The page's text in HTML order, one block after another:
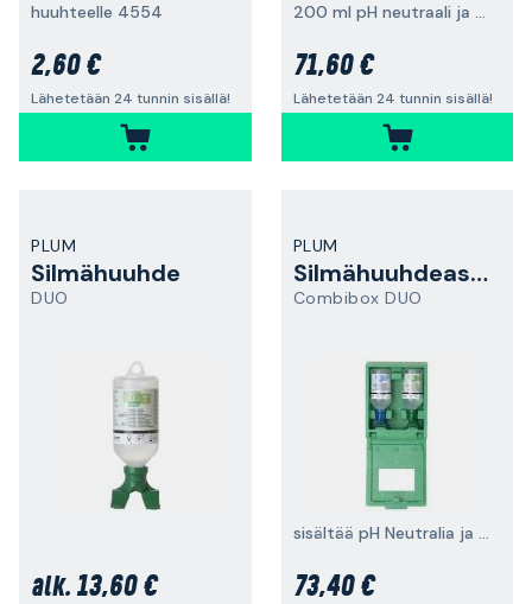
huuhteelle 4554
2,60 €
Lähetetään 24 tunnin sisällä!
200 ml pH neutraali ja 500 ml silmähuuhde
71,60 €
Lähetetään 24 tunnin sisällä!
PLUM
Silmähuuhde
DUO
alk. 13,60 €
PLUM
Silmähuuhdeasema
Combibox DUO
sisältää pH Neutralia ja silmähuuhdetta
73,40 €